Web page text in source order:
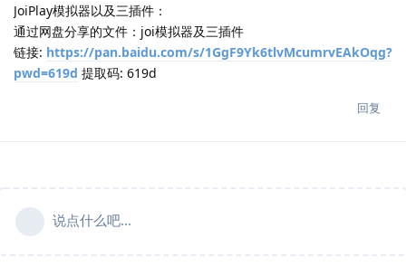
JoiPlay模拟器以及三插件：
通过网盘分享的文件：joi模拟器及三插件
链接: https://pan.baidu.com/s/1GgF9Yk6tlvMcumrvEAkOqg?
pwd=619d 提取码: 619d
回复
说点什么吧...